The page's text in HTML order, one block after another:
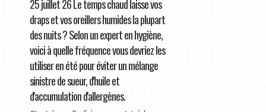
25 juillet 26 Le temps chaud laisse vos
draps et vos oreillers humides la plupart
des nuits ? Selon un expert en hygiène,
voici à quelle fréquence vous devriez les
utiliser en été pour éviter un mélange
sinistre de sueur, d'huile et
d'accumulation d'allergènes.